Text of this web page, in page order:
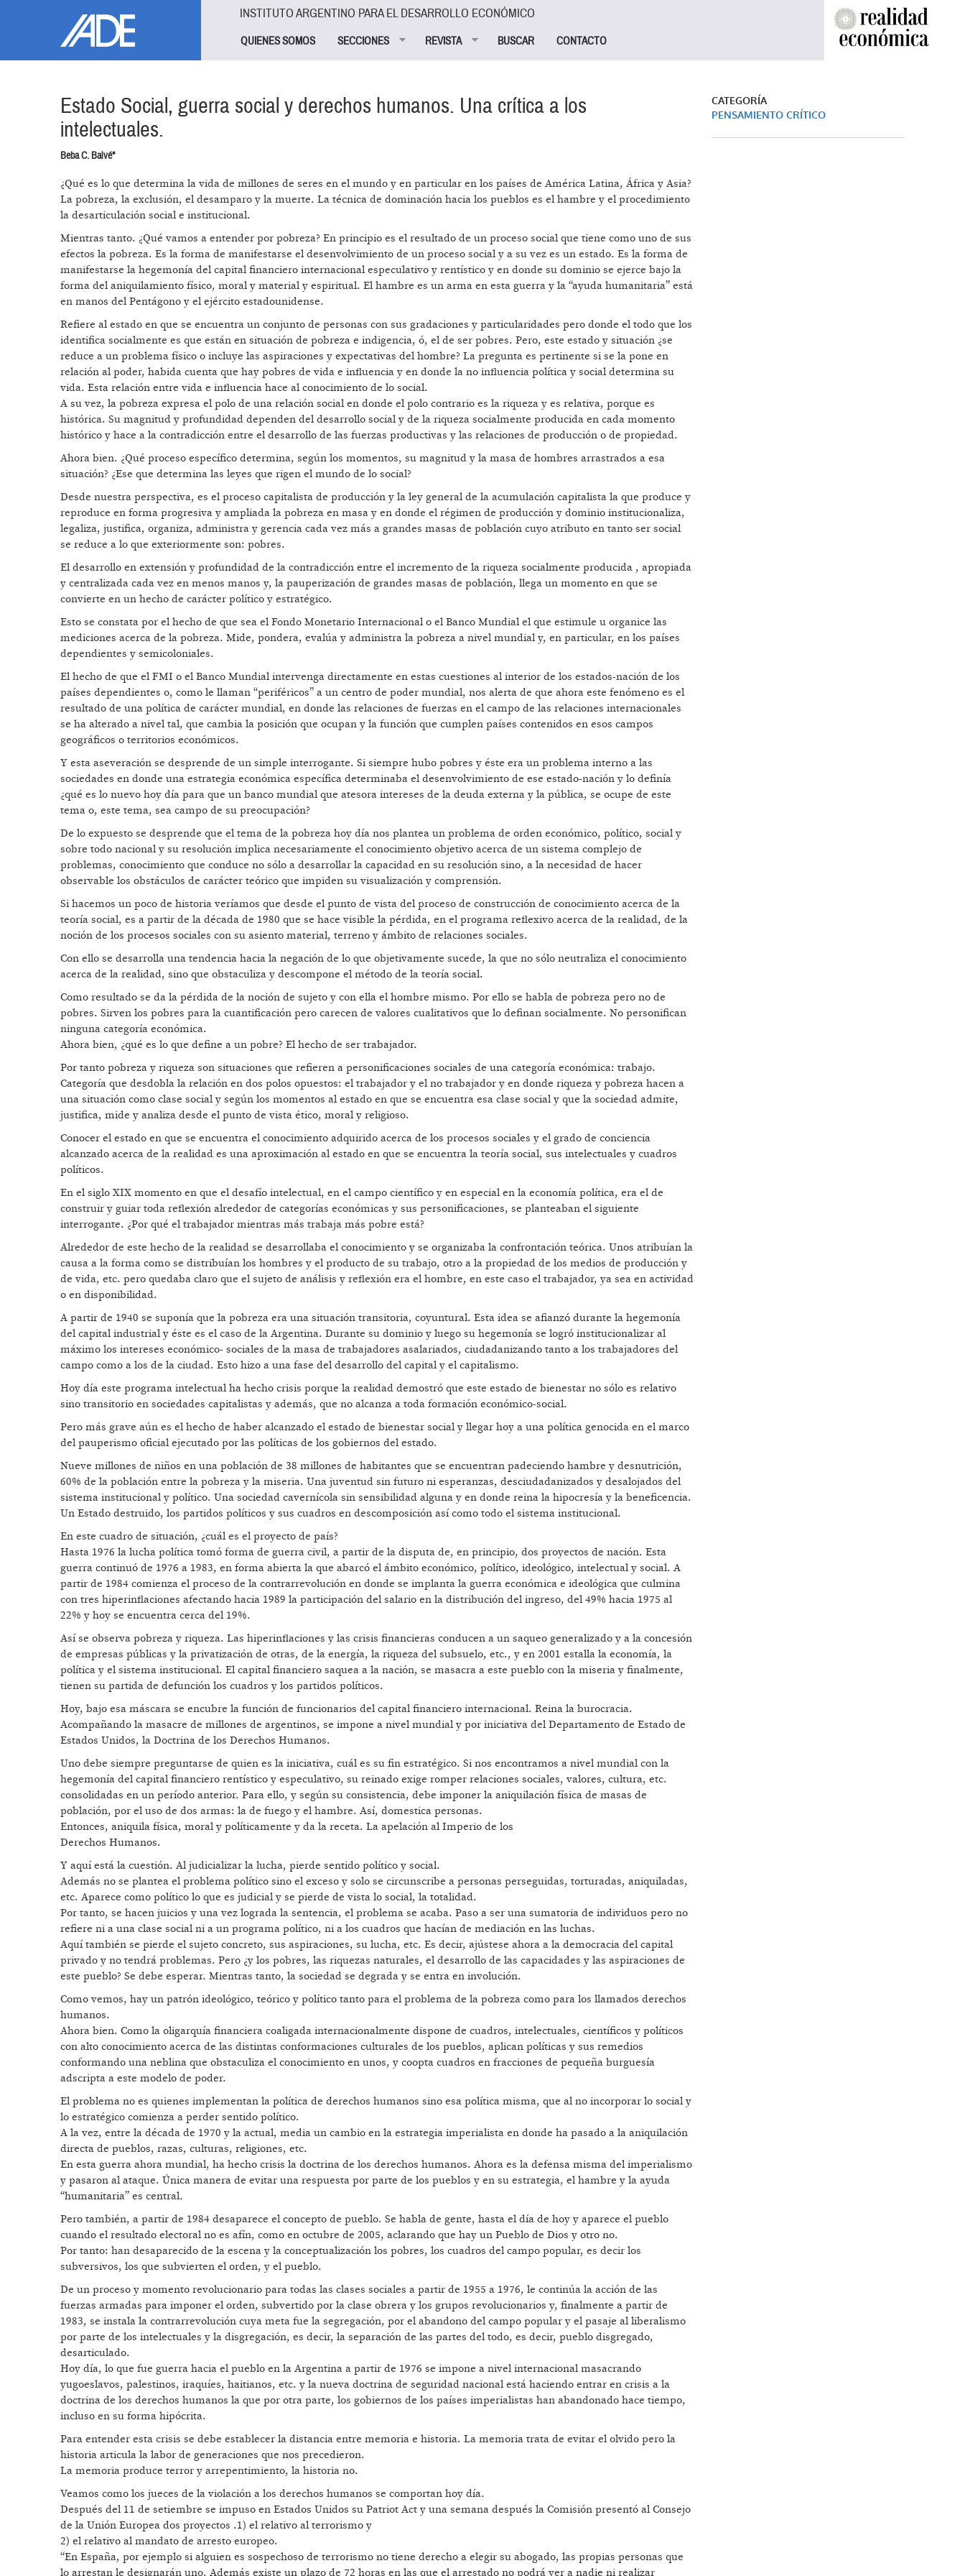
INSTITUTO ARGENTINO PARA EL DESARROLLO ECONÓMICO
QUIENES SOMOS SECCIONES REVISTA BUSCAR CONTACTO
Estado Social, guerra social y derechos humanos. Una crítica a los
intelectuales.
Beba C. Balvé*
¿Qué es lo que determina la vida de millones de seres en el mundo y en particular en los países de América Latina, África y Asia?
La pobreza, la exclusión, el desamparo y la muerte. La técnica de dominación hacia los pueblos es el hambre y el procedimiento
la desarticulación social e institucional.
Mientras tanto. ¿Qué vamos a entender por pobreza? En principio es el resultado de un proceso social que tiene como uno de sus
efectos la pobreza. Es la forma de manifestarse el desenvolvimiento de un proceso social y a su vez es un estado. Es la forma de
manifestarse la hegemonía del capital financiero internacional especulativo y rentístico y en donde su dominio se ejerce bajo la
forma del aniquilamiento físico, moral y material y espiritual. El hambre es un arma en esta guerra y la “ayuda humanitaria” está
en manos del Pentágono y el ejército estadounidense.
Refiere al estado en que se encuentra un conjunto de personas con sus gradaciones y particularidades pero donde el todo que los
identifica socialmente es que están en situación de pobreza e indigencia, ó, el de ser pobres. Pero, este estado y situación ¿se
reduce a un problema físico o incluye las aspiraciones y expectativas del hombre? La pregunta es pertinente si se la pone en
relación al poder, habida cuenta que hay pobres de vida e influencia y en donde la no influencia política y social determina su
vida. Esta relación entre vida e influencia hace al conocimiento de lo social.
A su vez, la pobreza expresa el polo de una relación social en donde el polo contrario es la riqueza y es relativa, porque es
histórica. Su magnitud y profundidad dependen del desarrollo social y de la riqueza socialmente producida en cada momento
histórico y hace a la contradicción entre el desarrollo de las fuerzas productivas y las relaciones de producción o de propiedad.
Ahora bien. ¿Qué proceso específico determina, según los momentos, su magnitud y la masa de hombres arrastrados a esa
situación? ¿Ese que determina las leyes que rigen el mundo de lo social?
Desde nuestra perspectiva, es el proceso capitalista de producción y la ley general de la acumulación capitalista la que produce y
reproduce en forma progresiva y ampliada la pobreza en masa y en donde el régimen de producción y dominio institucionaliza,
legaliza, justifica, organiza, administra y gerencia cada vez más a grandes masas de población cuyo atributo en tanto ser social
se reduce a lo que exteriormente son: pobres.
El desarrollo en extensión y profundidad de la contradicción entre el incremento de la riqueza socialmente producida , apropiada
y centralizada cada vez en menos manos y, la pauperización de grandes masas de población, llega un momento en que se
convierte en un hecho de carácter político y estratégico.
Esto se constata por el hecho de que sea el Fondo Monetario Internacional o el Banco Mundial el que estimule u organice las
mediciones acerca de la pobreza. Mide, pondera, evalúa y administra la pobreza a nivel mundial y, en particular, en los países
dependientes y semicoloniales.
El hecho de que el FMI o el Banco Mundial intervenga directamente en estas cuestiones al interior de los estados-nación de los
países dependientes o, como le llaman “periféricos” a un centro de poder mundial, nos alerta de que ahora este fenómeno es el
resultado de una política de carácter mundial, en donde las relaciones de fuerzas en el campo de las relaciones internacionales
se ha alterado a nivel tal, que cambia la posición que ocupan y la función que cumplen países contenidos en esos campos
geográficos o territorios económicos.
Y esta aseveración se desprende de un simple interrogante. Si siempre hubo pobres y éste era un problema interno a las
sociedades en donde una estrategia económica específica determinaba el desenvolvimiento de ese estado-nación y lo definía
¿qué es lo nuevo hoy día para que un banco mundial que atesora intereses de la deuda externa y la pública, se ocupe de este
tema o, este tema, sea campo de su preocupación?
De lo expuesto se desprende que el tema de la pobreza hoy día nos plantea un problema de orden económico, político, social y
sobre todo nacional y su resolución implica necesariamente el conocimiento objetivo acerca de un sistema complejo de
problemas, conocimiento que conduce no sólo a desarrollar la capacidad en su resolución sino, a la necesidad de hacer
observable los obstáculos de carácter teórico que impiden su visualización y comprensión.
Si hacemos un poco de historia veríamos que desde el punto de vista del proceso de construcción de conocimiento acerca de la
teoría social, es a partir de la década de 1980 que se hace visible la pérdida, en el programa reflexivo acerca de la realidad, de la
noción de los procesos sociales con su asiento material, terreno y ámbito de relaciones sociales.
Con ello se desarrolla una tendencia hacia la negación de lo que objetivamente sucede, la que no sólo neutraliza el conocimiento
acerca de la realidad, sino que obstaculiza y descompone el método de la teoría social.
Como resultado se da la pérdida de la noción de sujeto y con ella el hombre mismo. Por ello se habla de pobreza pero no de
pobres. Sirven los pobres para la cuantificación pero carecen de valores cualitativos que lo definan socialmente. No personifican
ninguna categoría económica.
Ahora bien, ¿qué es lo que define a un pobre? El hecho de ser trabajador.
Por tanto pobreza y riqueza son situaciones que refieren a personificaciones sociales de una categoría económica: trabajo.
Categoría que desdobla la relación en dos polos opuestos: el trabajador y el no trabajador y en donde riqueza y pobreza hacen a
una situación como clase social y según los momentos al estado en que se encuentra esa clase social y que la sociedad admite,
justifica, mide y analiza desde el punto de vista ético, moral y religioso.
Conocer el estado en que se encuentra el conocimiento adquirido acerca de los procesos sociales y el grado de conciencia
alcanzado acerca de la realidad es una aproximación al estado en que se encuentra la teoría social, sus intelectuales y cuadros
políticos.
En el siglo XIX momento en que el desafío intelectual, en el campo científico y en especial en la economía política, era el de
construir y guiar toda reflexión alrededor de categorías económicas y sus personificaciones, se planteaban el siguiente
interrogante. ¿Por qué el trabajador mientras más trabaja más pobre está?
Alrededor de este hecho de la realidad se desarrollaba el conocimiento y se organizaba la confrontación teórica. Unos atribuían la
causa a la forma como se distribuían los hombres y el producto de su trabajo, otro a la propiedad de los medios de producción y
de vida, etc. pero quedaba claro que el sujeto de análisis y reflexión era el hombre, en este caso el trabajador, ya sea en actividad
o en disponibilidad.
A partir de 1940 se suponía que la pobreza era una situación transitoria, coyuntural. Esta idea se afianzó durante la hegemonía
del capital industrial y éste es el caso de la Argentina. Durante su dominio y luego su hegemonía se logró institucionalizar al
máximo los intereses económico- sociales de la masa de trabajadores asalariados, ciudadanizando tanto a los trabajadores del
campo como a los de la ciudad. Esto hizo a una fase del desarrollo del capital y el capitalismo.
Hoy día este programa intelectual ha hecho crisis porque la realidad demostró que este estado de bienestar no sólo es relativo
sino transitorio en sociedades capitalistas y además, que no alcanza a toda formación económico-social.
Pero más grave aún es el hecho de haber alcanzado el estado de bienestar social y llegar hoy a una política genocida en el marco
del pauperismo oficial ejecutado por las políticas de los gobiernos del estado.
Nueve millones de niños en una población de 38 millones de habitantes que se encuentran padeciendo hambre y desnutrición,
60% de la población entre la pobreza y la miseria. Una juventud sin futuro ni esperanzas, desciudadanizados y desalojados del
sistema institucional y político. Una sociedad cavernícola sin sensibilidad alguna y en donde reina la hipocresía y la beneficencia.
Un Estado destruido, los partidos políticos y sus cuadros en descomposición así como todo el sistema institucional.
En este cuadro de situación, ¿cuál es el proyecto de país?
Hasta 1976 la lucha política tomó forma de guerra civil, a partir de la disputa de, en principio, dos proyectos de nación. Esta
guerra continuó de 1976 a 1983, en forma abierta la que abarcó el ámbito económico, político, ideológico, intelectual y social. A
partir de 1984 comienza el proceso de la contrarrevolución en donde se implanta la guerra económica e ideológica que culmina
con tres hiperinflaciones afectando hacia 1989 la participación del salario en la distribución del ingreso, del 49% hacia 1975 al
22% y hoy se encuentra cerca del 19%.
Así se observa pobreza y riqueza. Las hiperinflaciones y las crisis financieras conducen a un saqueo generalizado y a la concesión
de empresas públicas y la privatización de otras, de la energía, la riqueza del subsuelo, etc., y en 2001 estalla la economía, la
política y el sistema institucional. El capital financiero saquea a la nación, se masacra a este pueblo con la miseria y finalmente,
tienen su partida de defunción los cuadros y los partidos políticos.
Hoy, bajo esa máscara se encubre la función de funcionarios del capital financiero internacional. Reina la burocracia.
Acompañando la masacre de millones de argentinos, se impone a nivel mundial y por iniciativa del Departamento de Estado de
Estados Unidos, la Doctrina de los Derechos Humanos.
Uno debe siempre preguntarse de quien es la iniciativa, cuál es su fin estratégico. Si nos encontramos a nivel mundial con la
hegemonía del capital financiero rentístico y especulativo, su reinado exige romper relaciones sociales, valores, cultura, etc.
consolidadas en un período anterior. Para ello, y según su consistencia, debe imponer la aniquilación física de masas de
población, por el uso de dos armas: la de fuego y el hambre. Así, domestica personas.
Entonces, aniquila física, moral y políticamente y da la receta. La apelación al Imperio de los
Derechos Humanos.
Y aquí está la cuestión. Al judicializar la lucha, pierde sentido político y social.
Además no se plantea el problema político sino el exceso y solo se circunscribe a personas perseguidas, torturadas, aniquiladas,
etc. Aparece como político lo que es judicial y se pierde de vista lo social, la totalidad.
Por tanto, se hacen juicios y una vez lograda la sentencia, el problema se acaba. Paso a ser una sumatoria de individuos pero no
refiere ni a una clase social ni a un programa político, ni a los cuadros que hacían de mediación en las luchas.
Aquí también se pierde el sujeto concreto, sus aspiraciones, su lucha, etc. Es decir, ajústese ahora a la democracia del capital
privado y no tendrá problemas. Pero ¿y los pobres, las riquezas naturales, el desarrollo de las capacidades y las aspiraciones de
este pueblo? Se debe esperar. Mientras tanto, la sociedad se degrada y se entra en involución.
Como vemos, hay un patrón ideológico, teórico y político tanto para el problema de la pobreza como para los llamados derechos
humanos.
Ahora bien. Como la oligarquía financiera coaligada internacionalmente dispone de cuadros, intelectuales, científicos y políticos
con alto conocimiento acerca de las distintas conformaciones culturales de los pueblos, aplican políticas y sus remedios
conformando una neblina que obstaculiza el conocimiento en unos, y coopta cuadros en fracciones de pequeña burguesía
adscripta a este modelo de poder.
El problema no es quienes implementan la política de derechos humanos sino esa política misma, que al no incorporar lo social y
lo estratégico comienza a perder sentido político.
A la vez, entre la década de 1970 y la actual, media un cambio en la estrategia imperialista en donde ha pasado a la aniquilación
directa de pueblos, razas, culturas, religiones, etc.
En esta guerra ahora mundial, ha hecho crisis la doctrina de los derechos humanos. Ahora es la defensa misma del imperialismo
y pasaron al ataque. Única manera de evitar una respuesta por parte de los pueblos y en su estrategia, el hambre y la ayuda
“humanitaria” es central.
Pero también, a partir de 1984 desaparece el concepto de pueblo. Se habla de gente, hasta el día de hoy y aparece el pueblo
cuando el resultado electoral no es afín, como en octubre de 2005, aclarando que hay un Pueblo de Dios y otro no.
Por tanto: han desaparecido de la escena y la conceptualización los pobres, los cuadros del campo popular, es decir los
subversivos, los que subvierten el orden, y el pueblo.
De un proceso y momento revolucionario para todas las clases sociales a partir de 1955 a 1976, le continúa la acción de las
fuerzas armadas para imponer el orden, subvertido por la clase obrera y los grupos revolucionarios y, finalmente a partir de
1983, se instala la contrarrevolución cuya meta fue la segregación, por el abandono del campo popular y el pasaje al liberalismo
por parte de los intelectuales y la disgregación, es decir, la separación de las partes del todo, es decir, pueblo disgregado,
desarticulado.
Hoy día, lo que fue guerra hacia el pueblo en la Argentina a partir de 1976 se impone a nivel internacional masacrando
yugoeslavos, palestinos, iraquíes, haitianos, etc. y la nueva doctrina de seguridad nacional está haciendo entrar en crisis a la
doctrina de los derechos humanos la que por otra parte, los gobiernos de los países imperialistas han abandonado hace tiempo,
incluso en su forma hipócrita.
Para entender esta crisis se debe establecer la distancia entre memoria e historia. La memoria trata de evitar el olvido pero la
historia articula la labor de generaciones que nos precedieron.
La memoria produce terror y arrepentimiento, la historia no.
Veamos como los jueces de la violación a los derechos humanos se comportan hoy día.
Después del 11 de setiembre se impuso en Estados Unidos su Patriot Act y una semana después la Comisión presentó al Consejo
de la Unión Europea dos proyectos .1) el relativo al terrorismo y
2) el relativo al mandato de arresto europeo.
“En España, por ejemplo si alguien es sospechoso de terrorismo no tiene derecho a elegir su abogado, las propias personas que
lo arrestan le designarán uno. Además existe un plazo de 72 horas en las que el arrestado no podrá ver a nadie ni realizar
CATEGORÍA
PENSAMIENTO CRÍTICO